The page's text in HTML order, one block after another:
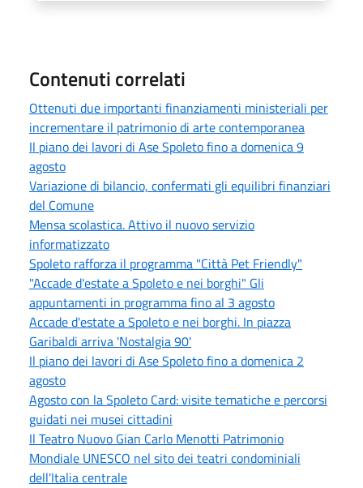
Contenuti correlati
Ottenuti due importanti finanziamenti ministeriali per
incrementare il patrimonio di arte contemporanea
Il piano dei lavori di Ase Spoleto fino a domenica 9
agosto
Variazione di bilancio, confermati gli equilibri finanziari
del Comune
Mensa scolastica. Attivo il nuovo servizio
informatizzato
Spoleto rafforza il programma "Città Pet Friendly"
"Accade d'estate a Spoleto e nei borghi" Gli
appuntamenti in programma fino al 3 agosto
Accade d'estate a Spoleto e nei borghi. In piazza
Garibaldi arriva 'Nostalgia 90'
Il piano dei lavori di Ase Spoleto fino a domenica 2
agosto
Agosto con la Spoleto Card: visite tematiche e percorsi
guidati nei musei cittadini
Il Teatro Nuovo Gian Carlo Menotti Patrimonio
Mondiale UNESCO nel sito dei teatri condominiali
dell'Italia centrale